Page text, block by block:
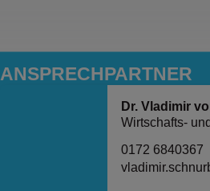
ANSPRECH­PARTNER
Dr. Vladimir
Wirtschafts-
0172 6840367